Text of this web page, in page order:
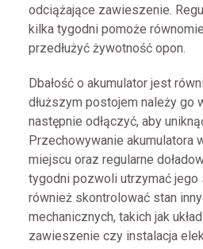
odciążające zawieszenie.
kilka tygodni pomoże
przedłużyć żywotność opon.
Dbałość o akumulator jest
dłuższym postojem należy go
następnie odłączyć, aby
Przechowywanie akumulatora
miejscu oraz regularne
tygodni pozwoli utrzymać jego
również skontrolować stan
mechanicznych, takich jak
zawieszenie czy instalacja